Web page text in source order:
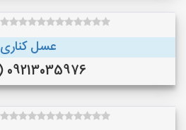
عسل کناری
09213035976 (ایلام)